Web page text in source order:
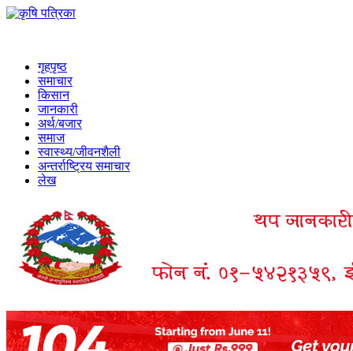
गृहपृष्ठ
समाचार
किसान
जानकारी
अर्थ/बजार
समाज
स्वास्थ्य/जीवनशैली
अन्तर्राष्ट्रिय समाचार
लेख